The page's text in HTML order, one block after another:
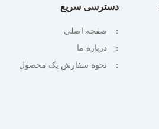
دسترسی سریع
صفحه اصلی
درباره ما
نحوه سفارش یک محصول